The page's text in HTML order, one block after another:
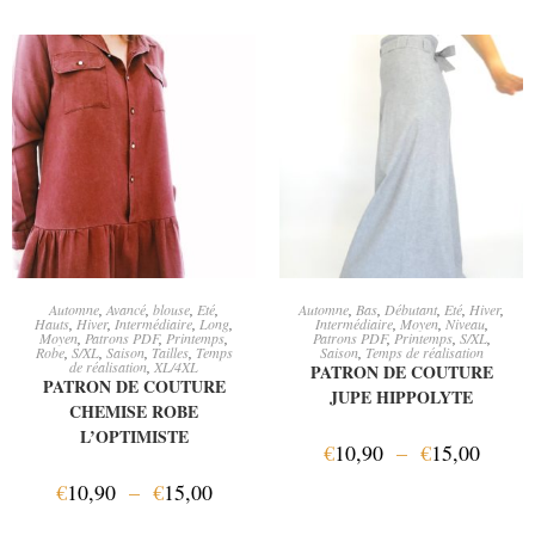
CHOIX DES OPTIONS
Automne Avancé blouse Eté
Hauts Hiver, Intermédiaire Long
Moyen Patrons PDF, Printemps,
Robe, S/XL, Saison, Tailles, Temps
de réalisation XL/4XL
PATRON DE COUTURE
CHEMISE ROBE
L’OPTIMISTE
€10,90 – €15,00
CHOIX DES OPTIONS
Automne Bas Débutant Eté Hiver,
Intermédiaire, Moyen, Niveau,
Patrons PDF,Printemps, S/XL,
Saison, Temps de réalisation
PATRON DE COUTURE
JUPE HIPPOLYTE
€10,90 – €15,00